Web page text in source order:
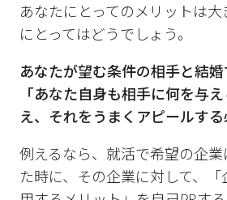
あなたにとってのメリットは
にとってはどうでしょう。
あなたが望む条件の相手と結婚
「あなた自身も相手に何を与
え、それをうまくアピールする
例えるなら、就活で希望の企業
た時に、その企業に対して、